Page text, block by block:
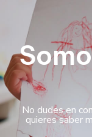
No dudes en
quieres saber